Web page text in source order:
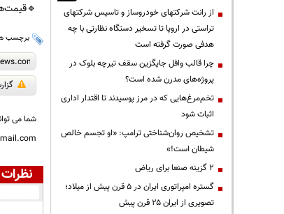
🔹قیمت‌های قانونی
برچسب
شما می
از رانت‌ شرکتهای خودروساز و تاسیس شرکتهای
تراستی در اروپا تا تسخیر دستگاه نظارتی با چه
هدفی صورت گرفته است
چرا قالب وافل جایگزین سقف تیرچه بلوک در
پروژه‌های مدرن شده است؟
تخم‌مرغ‌هایی که در مرز پوسیدند تا اقتدار اداری
اثبات شود
تشخیص روان‌شناختی ترامپ: «او تجسم خالص
شیطان است!»
۲ گزینه صنعا برای ریاض
گستره امپراتوری ایران در ۵ قرن پیش از میلاد؛
تصویری از ایران ۲۵ قرن پیش